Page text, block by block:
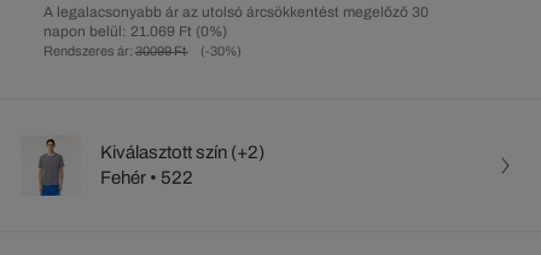
Rendszeres ár: 30099 Ft (-30%)
A legalacsonyabb ár az utolsó árcsökkentést megelőző 30
napon belül: 21.069 Ft (0%)
Kiválasztott szín (+2)
Fehér • 522